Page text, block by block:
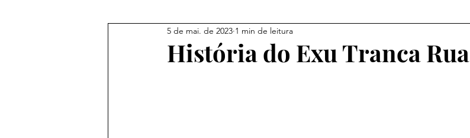
ORAÇÕES PODEROSAS
História do Exu Tranca Rua
5 de mai. de 2023 1 min de leitura